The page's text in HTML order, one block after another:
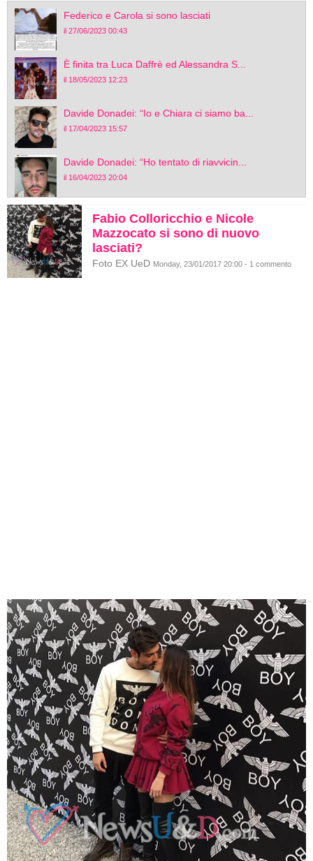
Federico e Carola si sono lasciati
il 27/06/2023 00:43
È finita tra Luca Daffrè ed Alessandra S...
il 18/05/2023 12:23
Davide Donadei: “Io e Chiara ci siamo ba...
il 17/04/2023 15:57
Davide Donadei: “Ho tentato di riavvicin...
il 16/04/2023 20:04
Fabio Colloricchio e Nicole
Mazzocato si sono di nuovo
lasciati?
Foto EX UeD Monday, 23/01/2017 20:00 - 1 commento